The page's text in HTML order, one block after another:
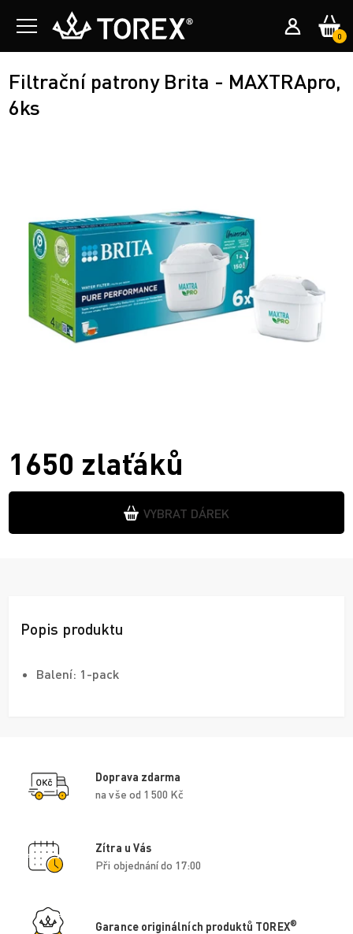
0
Filtrační patrony Brita - MAXTRApro,
6ks
1650 zlaťáků
VYBRAT DÁREK
Popis produktu
Balení: 1-pack
Doprava zdarma
na vše od 1 500 Kč
Zítra u Vás
Při objednání do 17:00
Garance originálních produktů TOREX®